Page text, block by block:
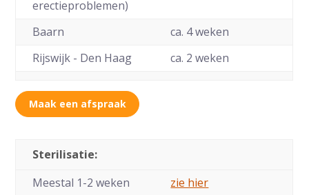
erectieproblemen)
Baarn
ca. 4 weken
Rijswijk - Den Haag
ca. 2 weken
Maak een afspraak
Sterilisatie:
Meestal 1-2 weken
zie hier